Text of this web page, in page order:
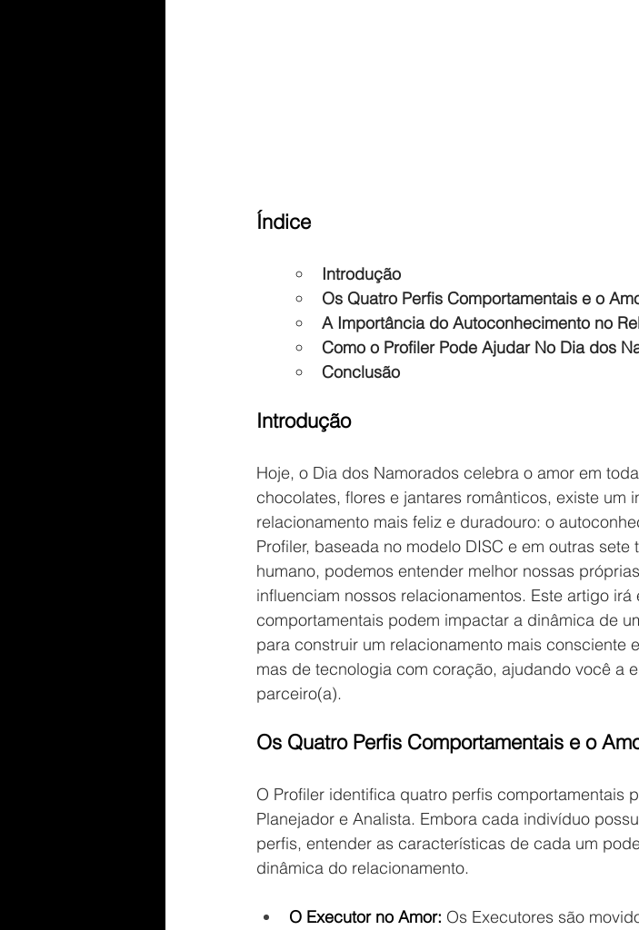
Índice
Introdução
Os Quatro Perfis Comportamentais e o
A Importância do Autoconhecimento no
Como o Profiler Pode Ajudar No Dia dos
Conclusão
Introdução
Hoje, o Dia dos Namorados celebra o amor em
chocolates, flores e jantares românticos, existe um
relacionamento mais feliz e duradouro: o
Profiler, baseada no modelo DISC e em outras
humano, podemos entender melhor nossas
influenciam nossos relacionamentos. Este artigo
comportamentais podem impactar a dinâmica de
para construir um relacionamento mais consciente
mas de tecnologia com coração, ajudando você a
parceiro(a).
Os Quatro Perfis Comportamentais e o
O Profiler identifica quatro perfis comportamentais
Planejador e Analista. Embora cada indivíduo
perfis, entender as características de cada um
dinâmica do relacionamento.
O Executor no Amor: Os Executores são